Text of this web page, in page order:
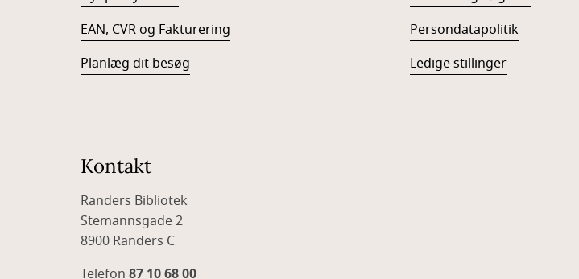
EAN, CVR og Fakturering
Planlæg dit besøg
Persondatapolitik
Ledige stillinger
Kontakt
Randers Bibliotek
Stemannsgade 2
8900 Randers C
Telefon 87 10 68 00